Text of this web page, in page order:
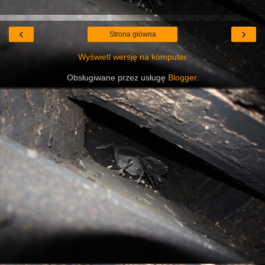
‹ ›
Strona główna
Wyświetl wersję na komputer
Obsługiwane przez usługę Blogger.